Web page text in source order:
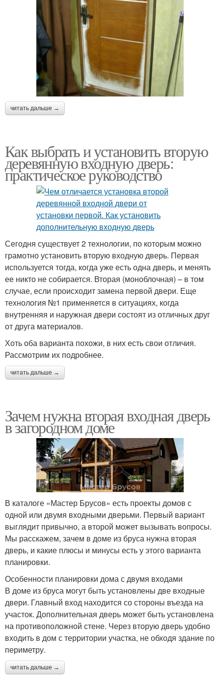
читать дальше →
Как выбрать и установить вторую
деревянную входную дверь:
практическое руководство
Сегодня существует 2 технологии, по которым можно
грамотно установить вторую входную дверь. Первая
используется тогда, когда уже есть одна дверь, и менять
ее никто не собирается. Вторая (моноблочная) – в том
случае, если происходит замена первой двери. Еще
технология №1 применяется в ситуациях, когда
внутренняя и наружная двери состоят из отличных друг
от друга материалов.
Хоть оба варианта похожи, в них есть свои отличия.
Рассмотрим их подробнее.
читать дальше →
Зачем нужна вторая входная дверь
в загородном доме
В каталоге «Мастер Брусов» есть проекты домов с
одной или двумя входными дверьми. Первый вариант
выглядит привычно, а второй может вызывать вопросы.
Мы расскажем, зачем в доме из бруса нужна вторая
дверь, и какие плюсы и минусы есть у этого варианта
планировки.
Особенности планировки дома с двумя входами
В доме из бруса могут быть установлены две входные
двери. Главный вход находится со стороны въезда на
участок. Дополнительная дверь может быть установлена
на противоположной стене. Через вторую дверь удобно
входить в дом с территории участка, не обходя здание по
периметру.
читать дальше →